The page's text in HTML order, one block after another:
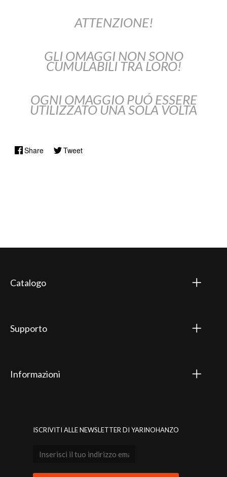
ATTENZIONE!
GLI OMAGGI NON SONO
CUMULABILI TRA LORO!
OGNI OMAGGIO PUÓ ESSERE
UTILIZZATO UNA SOLA VOLTA
Share Tweet
Catalogo
Supporto
Informazioni
ISCRIVITI ALLE NEWSLETTER DI YARINOHANZO